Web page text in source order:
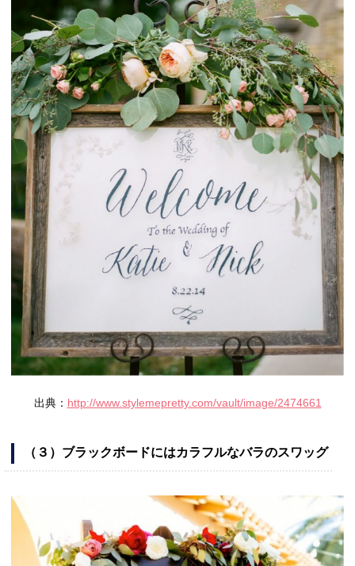
出典： http://www.stylemepretty.com/vault/image/2474661
（３）ブラックボードにはカラフルなバラのスワッグ